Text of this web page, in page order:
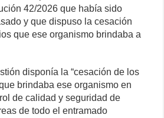
42/2026 que había sido
y que dispuso la cesación
que ese organismo brindaba a
disponía la “cesación de los
brindaba ese organismo en
de calidad y seguridad de
de todo el entramado